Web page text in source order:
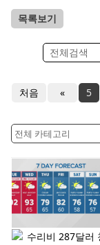
목록보기
처음 « 5